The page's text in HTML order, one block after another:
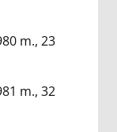
m., 23
m., 32